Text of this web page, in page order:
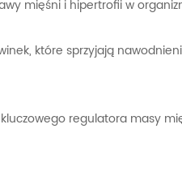
mięśni i hipertrofii w
które sprzyjają
regulatora masy